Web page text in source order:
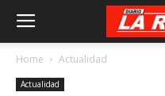
Home Actualidad
Actualidad